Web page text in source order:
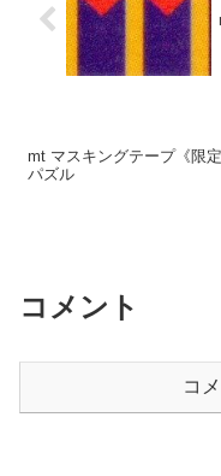
mt マスキングテープ《限
パズル
コメント
コ